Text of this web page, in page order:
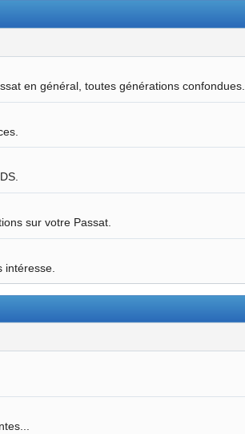
en général, toutes générations confondues.
sur votre Passat.
intéresse.